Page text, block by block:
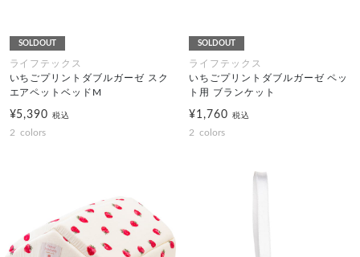
SOLDOUT
ライフテックス
いちごプリントダブルガーゼ スク
エアペットベッドM
¥5,390税込
2 colors
SOLDOUT
ライフテックス
いちごプリントダブルガーゼ ペッ
ト用 ブランケット
¥1,760 税込
2 colors